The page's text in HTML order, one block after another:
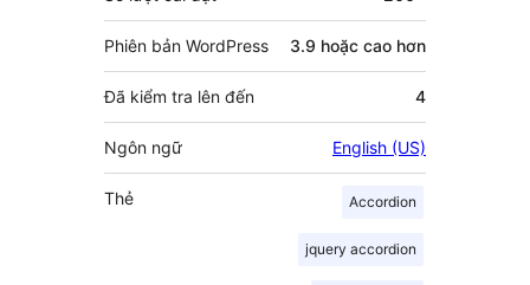
Phiên bản WordPress 3.9 hoặc cao hơn
Đã kiểm tra lên đến 4
Ngôn ngữ English (US)
Thẻ Accordion
jquery accordion